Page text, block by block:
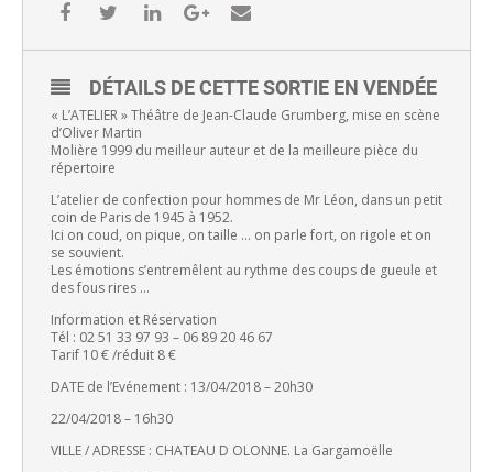
DÉTAILS DE CETTE SORTIE EN VENDÉE
« L’ATELIER » Théâtre de Jean-Claude Grumberg, mise en scène
d’Oliver Martin
Molière 1999 du meilleur auteur et de la meilleure pièce du
répertoire
L’atelier de confection pour hommes de Mr Léon, dans un petit
coin de Paris de 1945 à 1952.
Ici on coud, on pique, on taille … on parle fort, on rigole et on
se souvient.
Les émotions s’entremêlent au rythme des coups de gueule et
des fous rires …
Information et Réservation
Tél : 02 51 33 97 93 – 06 89 20 46 67
Tarif 10 € /réduit 8 €
DATE de l’Evénement : 13/04/2018 – 20h30
22/04/2018 – 16h30
VILLE / ADRESSE : CHATEAU D OLONNE. La Gargamoëlle